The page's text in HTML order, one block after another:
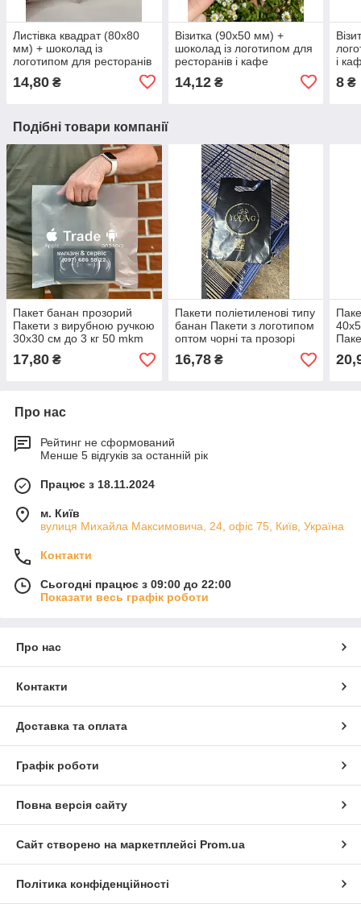
Листівка квадрат (80х80
мм) + шоколад із
логотипом для ресторанів
14,80 ₴
Візитка (90х50 мм) +
шоколад із логотипом для
ресторанів і кафе
14,12₴
і
8 ₴
Подібні товари компанії
Пакет банан прозорий
Пакети з вирубною ручкою
30х30 см до 3 кг 50 mkm
Матові пакети оптом 100
шт.
17,80 ₴
Пакети поліетиленові типу
банан Пакети з логотипом
оптом чорні та прозорі
20х30 см до 3 кг 100 шт.
16,78₴
та
шт.
Про нас
Рейтинг не сформований
Менше 5 відгуків за останній рік
Працює з 18.11.2024
м. Київ
вулиця Михайла Максимовича, 24, офіс 75, Київ, Україна
Контакти
Сьогодні працює з 09:00 до 22:00
Показати весь графік роботи
Про нас
Контакти
Доставка та оплата
Графік роботи
Повна версія сайту
Сайт створено на маркетплейсі Prom.ua
Політика конфіденційності